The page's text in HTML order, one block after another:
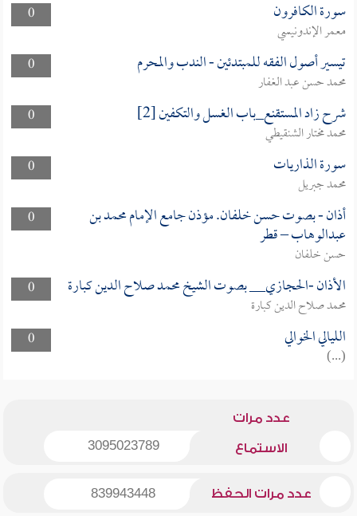
0 سورة الكافرون
معمر الإندونيسي
0
تيسير أصول الفقه للمبتدئين - الندب والمحرم
محمد حسن عبد الغفار
0
شرح زاد المستقنع_باب الغسل والتكفين [2]
محمد مختار الشنقيطي
0
سورة الذاريات
محمد جبريل
0
أذان - بصوت حسن خلفان. مؤذن جامع الإمام محمد بن
عبدالوهاب – قطر
حسن خلفان
0
الأذان -الحجازي__ بصوت الشيخ محمد صلاح الدين كبارة
محمد صلاح الدين كبارة
0
الليالي الخوالي
(...)
عدد مرات
الاستماع 3095023789
عدد مرات الحفظ 839943448